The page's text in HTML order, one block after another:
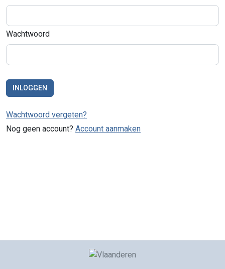
Wachtwoord
INLOGGEN
Wachtwoord vergeten?
Nog geen account? Account aanmaken